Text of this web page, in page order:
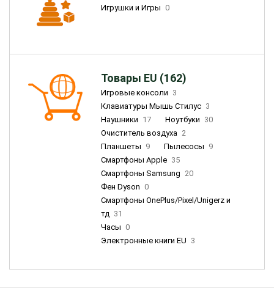
Игрушки и Игры 0
Товары EU (162)
Игровые консоли 3
Клавиатуры Мышь Стилус 3
Наушники 17 Ноутбуки 30
Очиститель воздуха 2
Планшеты 9 Пылесосы 9
Смартфоны Apple 35
Смартфоны Samsung 20
Фен Dyson 0
Смартфоны OnePlus/Pixel/Unigerz и
тд 31
Часы 0
Электронные книги EU 3